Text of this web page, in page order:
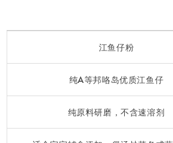
江鱼仔粉
纯A等邦咯岛优质江鱼仔
纯原料研磨，不含速溶剂